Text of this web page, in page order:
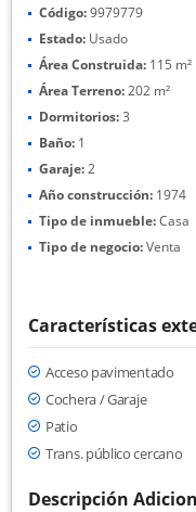
Código:9979779
Estado: Usado
Área Construida: 115 m²
Área Terreno:202 m²
Dormitorios:3
Baño: 1
Garaje:2
Año construcción: 1974
Tipo de inmueble:Casa
Tipo de negocio:Venta
Características
Acceso pavimentado
Cochera / Garaje
Patio
Trans. público cercano
Descripción